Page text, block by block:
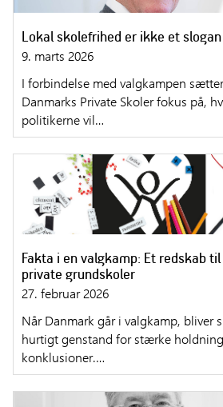
Lokal skolefrihed er ikke et
9. marts 2026
I forbindelse med valgkampen
Danmarks Private Skoler fokus på,
politikerne vil…
Fakta i en valgkamp: Et redskab
private grundskoler
27. februar 2026
Når Danmark går i valgkamp, bliver
hurtigt genstand for stærke
konklusioner.…